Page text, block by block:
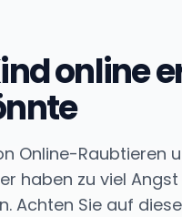
online
Online-Raubtieren
haben zu viel
Achten Sie auf